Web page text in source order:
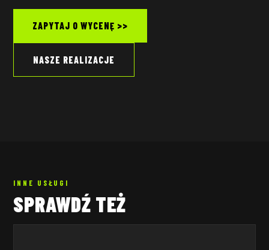
ZAPYTAJ O WYCENĘ >>
NASZE REALIZACJE
INNE USŁUGI
SPRAWDŹ TEŻ